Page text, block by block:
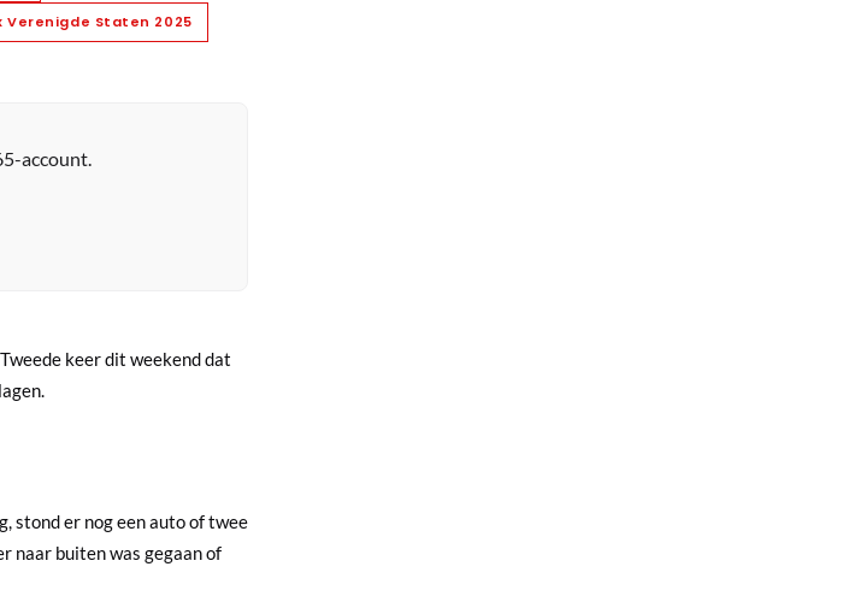
Verenigde Staten 2025
account.
keer dit weekend dat
stond er nog een auto of twee
naar buiten was gegaan of